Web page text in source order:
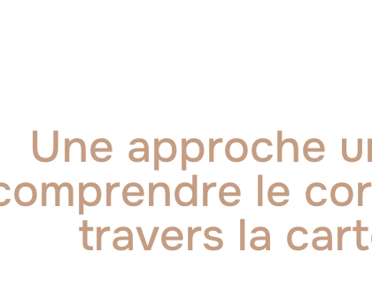
Une approche
le
travers la